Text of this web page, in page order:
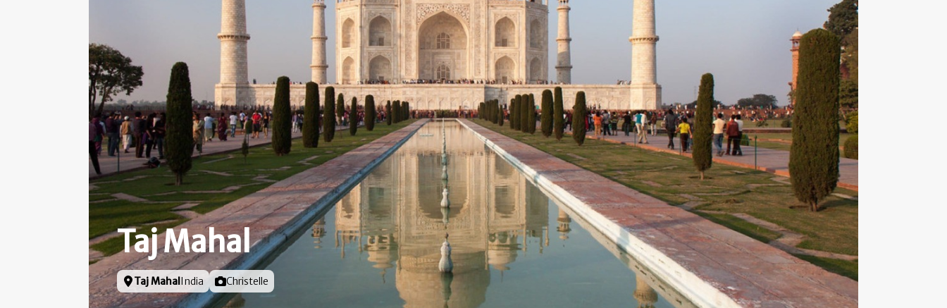
Taj Mahal
Locatie
Taj MahalIndia Foto door
Christelle